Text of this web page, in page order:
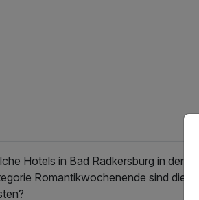
Hotels in Bad Radkersburg in der
Romantikwochenende sind die